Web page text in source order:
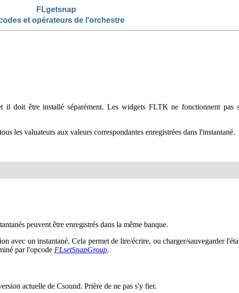
FLgetsnap
et opérateurs de l'orchestre
doit être installé séparément. Les widgets FLTK ne fonctionnent
les valuateurs aux valeurs correspondantes enregistrées dans l'instantané.
peuvent être enregistrés dans la même banque.
avec un instantané. Cela permet de lire/écrire, ou charger/sauvegarder
par l'opcode FLsetSnapGroup.
actuelle de Csound. Prière de ne pas s'y fier.